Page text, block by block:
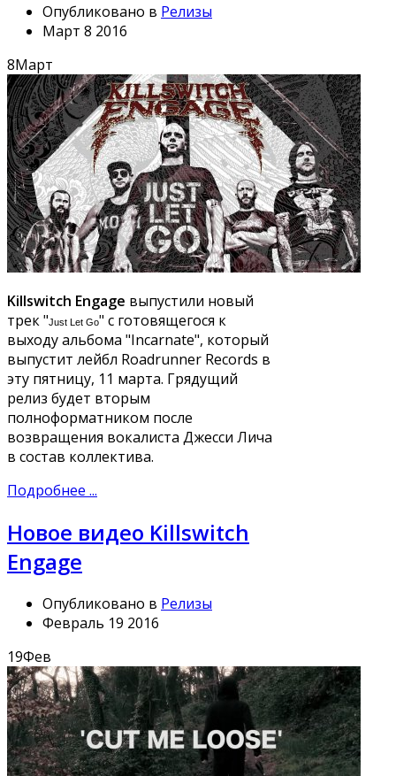
Опубликовано в Релизы
Март 8 2016
8Март
Killswitch Engage выпустили новый
трек "Just Let Go" с готовящегося к
выходу альбома "Incarnate", который
выпустит лейбл Roadrunner Records в
эту пятницу, 11 марта. Грядущий
релиз будет вторым
полноформатником после
возвращения вокалиста Джесси Лича
в состав коллектива.
Подробнее ...
Новое видео Killswitch
Engage
Опубликовано в Релизы
Февраль 19 2016
19Фев